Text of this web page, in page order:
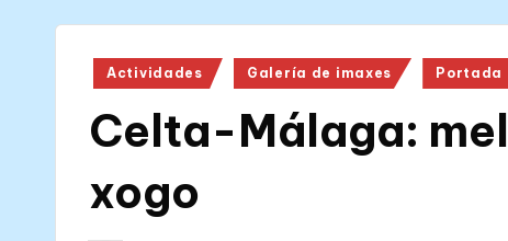
eColectivo
NÓSPosted
Actividades Galería de imaxes Portada
Celta-Málaga:
xogo